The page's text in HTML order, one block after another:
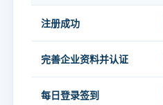
注册成功
完善企业资料并认证
每日登录签到